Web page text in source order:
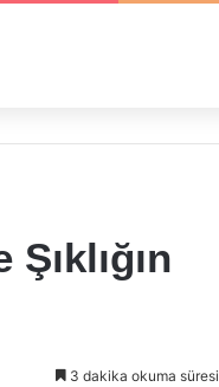
3 dakika okuma süresi